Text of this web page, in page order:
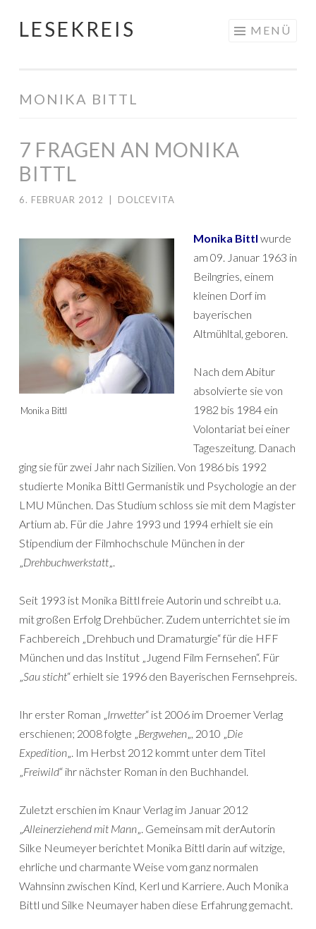
Springe
LESEKREIS MENÜ
MONIKA BITTL
7 FRAGEN AN MONIKA
BITTL
6. FEBRUAR 2012 DOLCEVITA
Monika Bittl
Monika Bittl wurde
am 09. Januar 1963 in
Beilngries, einem
kleinen Dorf im
bayerischen
Altmühltal, geboren.
Nach dem Abitur
absolvierte sie von
1982 bis 1984 ein
Volontariat bei einer
Tageszeitung. Danach
ging sie für zwei Jahr nach Sizilien. Von 1986 bis 1992
studierte Monika Bittl Germanistik und Psychologie an der
LMU München. Das Studium schloss sie mit dem Magister
Artium ab. Für die Jahre 1993 und 1994 erhielt sie ein
Stipendium der Filmhochschule München in der
„Drehbuchwerkstatt„.
Seit 1993 ist Monika Bittl freie Autorin und schreibt u.a.
mit großen Erfolg Drehbücher. Zudem unterrichtet sie im
Fachbereich „Drehbuch und Dramaturgie“ für die HFF
München und das Institut „Jugend Film Fernsehen“. Für
„Sau sticht“ erhielt sie 1996 den Bayerischen Fernsehpreis.
Ihr erster Roman „Irrwetter“ ist 2006 im Droemer Verlag
erschienen; 2008 folgte „Bergwehen„, 2010 „Die
Expedition„. Im Herbst 2012 kommt unter dem Titel
„Freiwild“ ihr nächster Roman in den Buchhandel.
Zuletzt erschien im Knaur Verlag im Januar 2012
„Alleinerziehend mit Mann„. Gemeinsam mit derAutorin
Silke Neumeyer berichtet Monika Bittl darin auf witzige,
ehrliche und charmante Weise vom ganz normalen
Wahnsinn zwischen Kind, Kerl und Karriere. Auch Monika
Bittl und Silke Neumayer haben diese Erfahrung gemacht.